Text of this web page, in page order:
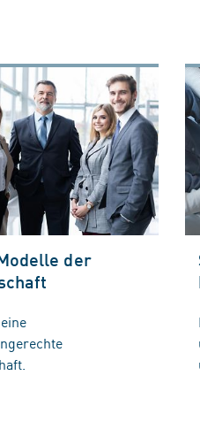
der